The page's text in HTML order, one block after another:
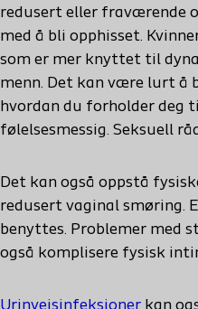
redusert eller fraværende
med å bli opphisset.
som er mer knyttet til
menn. Det kan være lurt å
hvordan du forholder deg
følelsesmessig. Seksuell
Det kan også oppstå
redusert vaginal smøring.
benyttes. Problemer med
også komplisere fysisk